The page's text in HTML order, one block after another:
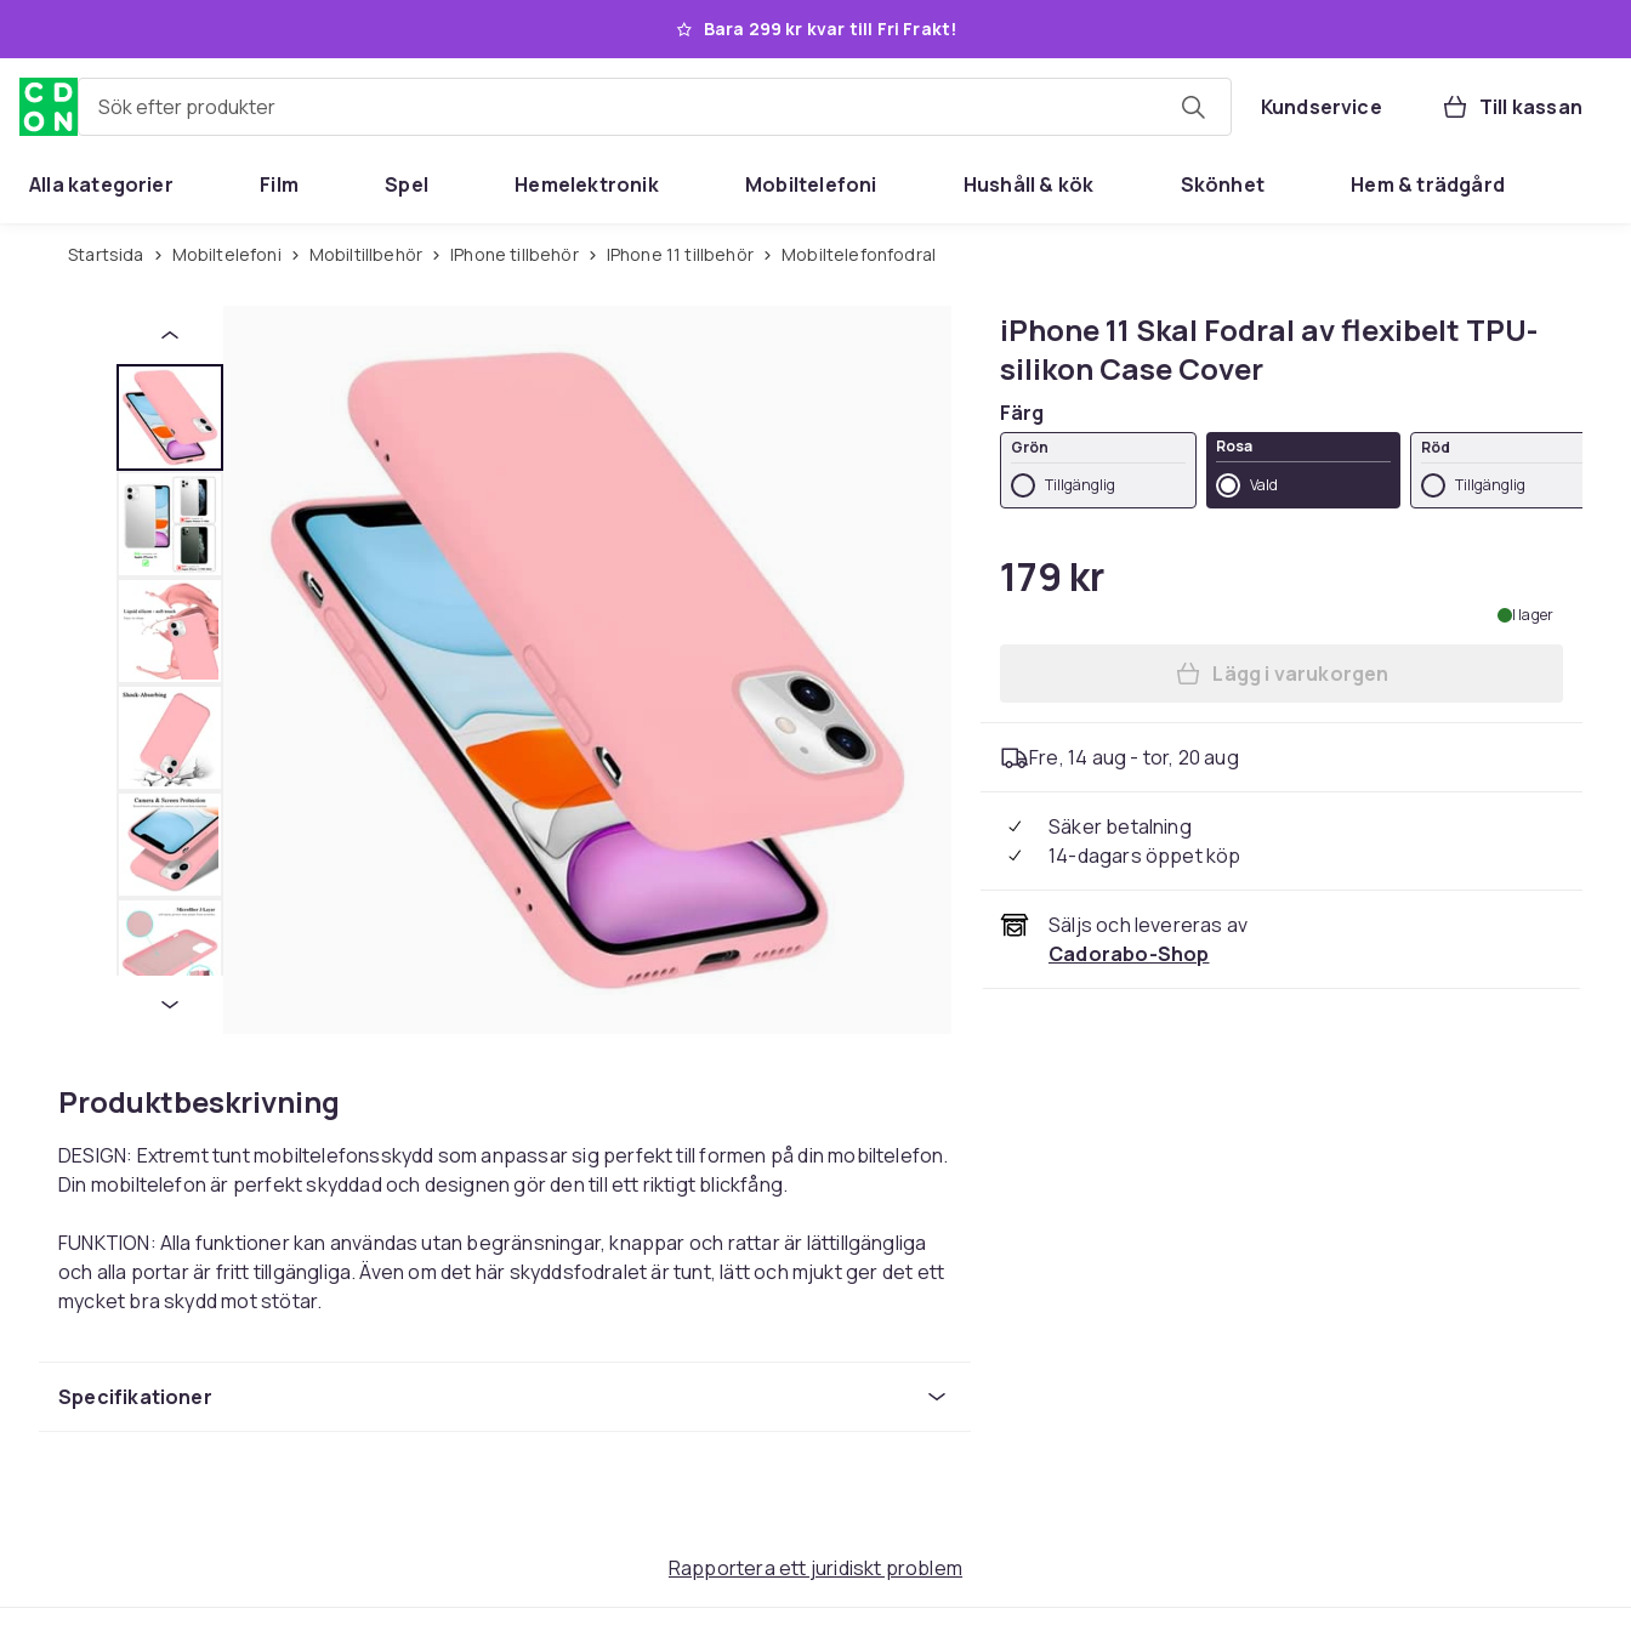
Bara 299 kr kvar till Fri Frakt!
Sök efter produkter Kundservice Till kassan
Alla kategorier Film Spel Hemelektronik Mobiltelefoni Hushåll & kök Skönhet Hem & trädgård
Startsida Mobiltelefoni Mobiltillbehör iPhone tillbehör iPhone 11 tillbehör Mobiltelefonfodral
Produktbeskrivning
DESIGN: Extremt tunt mobiltelefonsskydd som anpassar sig perfekt till formen på din mobiltelefon.
Din mobiltelefon är perfekt skyddad och designen gör den till ett riktigt blickfång.
FUNKTION: Alla funktioner kan användas utan begränsningar, knappar och rattar är lättillgängliga
och alla portar är fritt tillgängliga. Även om det här skyddsfodralet är tunt, lätt och mjukt ger det ett
mycket bra skydd mot stötar.
mobilfodralet så robust och hållbart som möjligt.
ÖVRIGT: Trots det goda skyddet rekommenderar vi en skyddsfilm för skärmen. Detta ger extra
Specifikationer
iPhone 11 Skal Fodral av flexibelt TPU-
silikon Case Cover
Färg
Grön
Tillgänglig
Rosa
Vald
Röd
Tillgänglig
179 kr
I lager
Lägg till iPhone 11 Skal Fodral av
Lägg i varukorgen
Fre, 14 aug - tor, 20 aug
Säker betalning
14-dagars öppet köp
Säljs och levereras av
Cadorabo-Shop
Rapportera ett juridiskt problem